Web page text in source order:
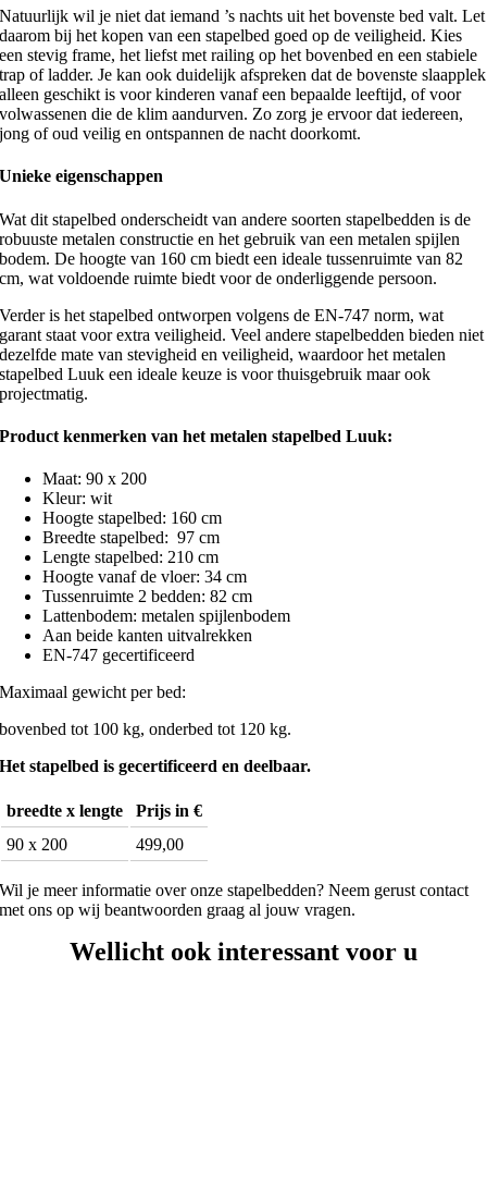
Natuurlijk wil je niet dat iemand ’s nachts uit het bovenste bed valt. Let
daarom bij het kopen van een stapelbed goed op de veiligheid. Kies
een stevig frame, het liefst met railing op het bovenbed en een stabiele
trap of ladder. Je kan ook duidelijk afspreken dat de bovenste slaapplek
alleen geschikt is voor kinderen vanaf een bepaalde leeftijd, of voor
volwassenen die de klim aandurven. Zo zorg je ervoor dat iedereen,
jong of oud veilig en ontspannen de nacht doorkomt.
Unieke eigenschappen
Wat dit stapelbed onderscheidt van andere soorten stapelbedden is de
robuuste metalen constructie en het gebruik van een metalen spijlen
bodem. De hoogte van 160 cm biedt een ideale tussenruimte van 82
cm, wat voldoende ruimte biedt voor de onderliggende persoon.
Verder is het stapelbed ontworpen volgens de EN-747 norm, wat
garant staat voor extra veiligheid. Veel andere stapelbedden bieden niet
dezelfde mate van stevigheid en veiligheid, waardoor het metalen
stapelbed Luuk een ideale keuze is voor thuisgebruik maar ook
projectmatig.
Product kenmerken van het metalen stapelbed Luuk:
Maat: 90 x 200
Kleur: wit
Hoogte stapelbed: 160 cm
Breedte stapelbed: 97 cm
Lengte stapelbed: 210 cm
Hoogte vanaf de vloer: 34 cm
Tussenruimte 2 bedden: 82 cm
Lattenbodem: metalen spijlenbodem
Aan beide kanten uitvalrekken
EN-747 gecertificeerd
Maximaal gewicht per bed:
bovenbed tot 100 kg, onderbed tot 120 kg.
Het stapelbed is gecertificeerd en deelbaar.
breedte x lengte
Prijs in €
90 x 200
499,00
Wil je meer informatie over onze stapelbedden? Neem gerust contact
met ons op wij beantwoorden graag al jouw vragen.
Wellicht ook interessant voor u